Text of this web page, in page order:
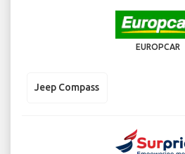
EUROPCAR
Jeep Compass